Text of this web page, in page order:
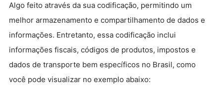
Algo feito através da sua codificação, permitindo um
melhor armazenamento e compartilhamento de dados e
informações. Entretanto, essa codificação inclui
informações fiscais, códigos de produtos, impostos e
dados de transporte bem específicos no Brasil, como
você pode visualizar no exemplo abaixo: